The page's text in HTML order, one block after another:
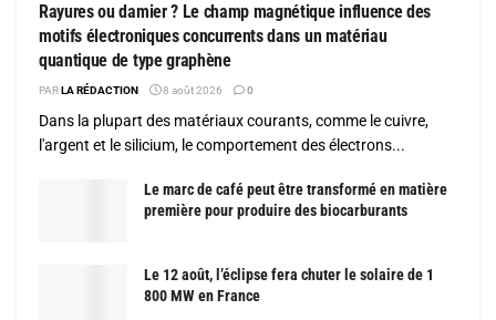
Rayures ou damier ? Le champ magnétique influence des
motifs électroniques concurrents dans un matériau
quantique de type graphène
PARLA RÉDACTION 8 août 2026 0
Dans la plupart des matériaux courants, comme le cuivre,
l'argent et le silicium, le comportement des électrons...
Le marc de café peut être transformé en matière
première pour produire des biocarburants
Le 12 août, l’éclipse fera chuter le solaire de 1
800 MW en France